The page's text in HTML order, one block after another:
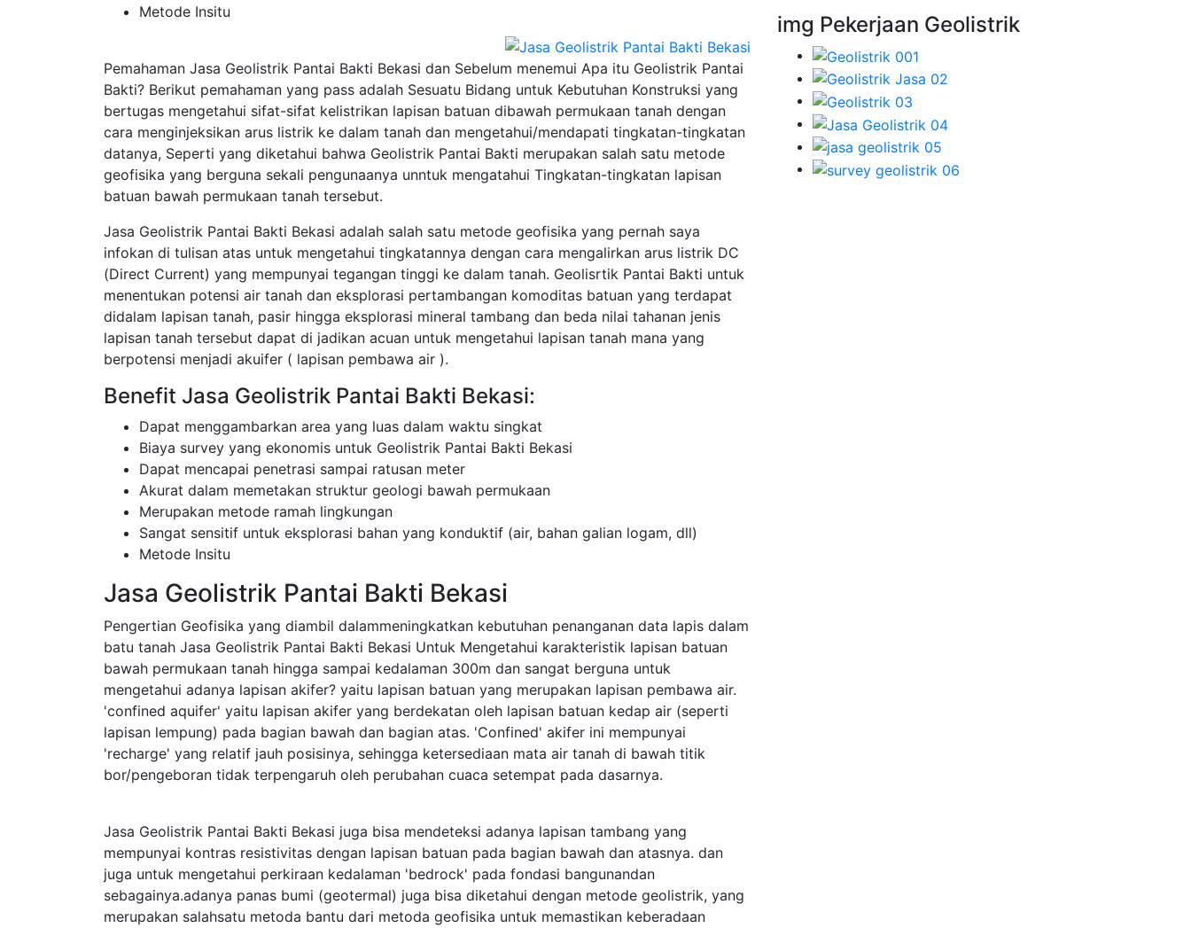
Metode Insitu
Pemahaman Jasa Geolistrik Pantai Bakti Bekasi dan Sebelum menemui Apa itu Geolistrik Pantai
Bakti? Berikut pemahaman yang pass adalah Sesuatu Bidang untuk Kebutuhan Konstruksi yang
bertugas mengetahui sifat-sifat kelistrikan lapisan batuan dibawah permukaan tanah dengan
cara menginjeksikan arus listrik ke dalam tanah dan mengetahui/mendapati tingkatan-tingkatan
datanya, Seperti yang diketahui bahwa Geolistrik Pantai Bakti merupakan salah satu metode
geofisika yang berguna sekali pengunaanya unntuk mengatahui Tingkatan-tingkatan lapisan
batuan bawah permukaan tanah tersebut.
Jasa Geolistrik Pantai Bakti Bekasi adalah salah satu metode geofisika yang pernah saya
infokan di tulisan atas untuk mengetahui tingkatannya dengan cara mengalirkan arus listrik DC
(Direct Current) yang mempunyai tegangan tinggi ke dalam tanah. Geolisrtik Pantai Bakti untuk
menentukan potensi air tanah dan eksplorasi pertambangan komoditas batuan yang terdapat
didalam lapisan tanah, pasir hingga eksplorasi mineral tambang dan beda nilai tahanan jenis
lapisan tanah tersebut dapat di jadikan acuan untuk mengetahui lapisan tanah mana yang
berpotensi menjadi akuifer ( lapisan pembawa air ).
Benefit Jasa Geolistrik Pantai Bakti Bekasi:
Dapat menggambarkan area yang luas dalam waktu singkat
Biaya survey yang ekonomis untuk Geolistrik Pantai Bakti Bekasi
Dapat mencapai penetrasi sampai ratusan meter
Akurat dalam memetakan struktur geologi bawah permukaan
Merupakan metode ramah lingkungan
Sangat sensitif untuk eksplorasi bahan yang konduktif (air, bahan galian logam, dll)
Metode Insitu
Jasa Geolistrik Pantai Bakti Bekasi
Pengertian Geofisika yang diambil dalammeningkatkan kebutuhan penanganan data lapis dalam
batu tanah Jasa Geolistrik Pantai Bakti Bekasi Untuk Mengetahui karakteristik lapisan batuan
bawah permukaan tanah hingga sampai kedalaman 300m dan sangat berguna untuk
mengetahui adanya lapisan akifer? yaitu lapisan batuan yang merupakan lapisan pembawa air.
'confined aquifer' yaitu lapisan akifer yang berdekatan oleh lapisan batuan kedap air (seperti
lapisan lempung) pada bagian bawah dan bagian atas. 'Confined' akifer ini mempunyai
'recharge' yang relatif jauh posisinya, sehingga ketersediaan mata air tanah di bawah titik
bor/pengeboran tidak terpengaruh oleh perubahan cuaca setempat pada dasarnya.
Jasa Geolistrik Pantai Bakti Bekasi juga bisa mendeteksi adanya lapisan tambang yang
mempunyai kontras resistivitas dengan lapisan batuan pada bagian bawah dan atasnya. dan
juga untuk mengetahui perkiraan kedalaman 'bedrock' pada fondasi bangunandan
sebagainya.adanya panas bumi (geotermal) juga bisa diketahui dengan metode geolistrik, yang
merupakan salahsatu metoda bantu dari metoda geofisika untuk memastikan keberadaan
img Pekerjaan Geolistrik